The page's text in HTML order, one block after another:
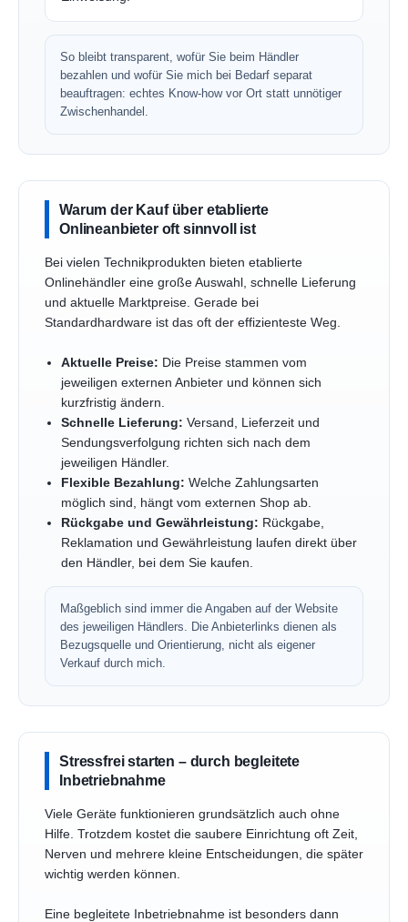
So bleibt transparent, wofür Sie beim Händler
bezahlen und wofür Sie mich bei Bedarf separat
beauftragen: echtes Know-how vor Ort statt unnötiger
Zwischenhandel.
Warum der Kauf über etablierte
Onlineanbieter oft sinnvoll ist
Bei vielen Technikprodukten bieten etablierte
Onlinehändler eine große Auswahl, schnelle Lieferung
und aktuelle Marktpreise. Gerade bei
Standardhardware ist das oft der effizienteste Weg.
Aktuelle Preise: Die Preise stammen vom
jeweiligen externen Anbieter und können sich
kurzfristig ändern.
Schnelle Lieferung: Versand, Lieferzeit und
Sendungsverfolgung richten sich nach dem
jeweiligen Händler.
Flexible Bezahlung: Welche Zahlungsarten
möglich sind, hängt vom externen Shop ab.
Rückgabe und Gewährleistung: Rückgabe,
Reklamation und Gewährleistung laufen direkt über
den Händler, bei dem Sie kaufen.
Maßgeblich sind immer die Angaben auf der Website
des jeweiligen Händlers. Die Anbieterlinks dienen als
Bezugsquelle und Orientierung, nicht als eigener
Verkauf durch mich.
Stressfrei starten – durch begleitete
Inbetriebnahme
Viele Geräte funktionieren grundsätzlich auch ohne
Hilfe. Trotzdem kostet die saubere Einrichtung oft Zeit,
Nerven und mehrere kleine Entscheidungen, die später
wichtig werden können.
Eine begleitete Inbetriebnahme ist besonders dann